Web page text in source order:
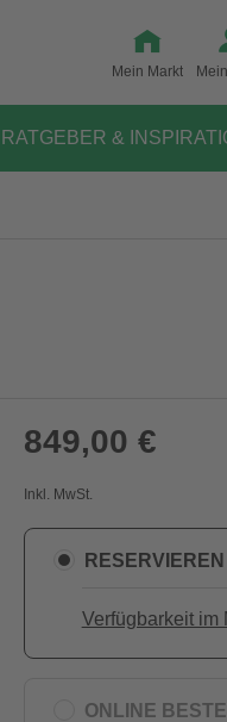
Mein Markt
RATGEBER &
849,00 €
Inkl. MwSt.
Verfügbarkeit im
ONLINE